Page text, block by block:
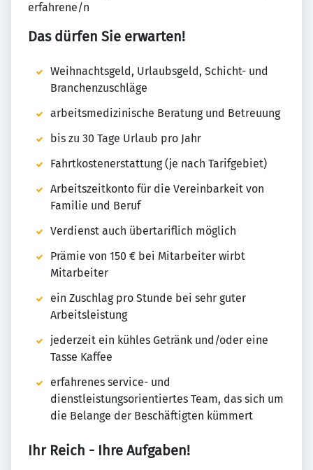
erfahrene/n
Das dürfen Sie erwarten!
Weihnachtsgeld, Urlaubsgeld, Schicht- und
Branchenzuschläge
arbeitsmedizinische Beratung und Betreuung
bis zu 30 Tage Urlaub pro Jahr
Fahrtkostenerstattung (je nach Tarifgebiet)
Arbeitszeitkonto für die Vereinbarkeit von
Familie und Beruf
Verdienst auch übertariflich möglich
Prämie von 150 € bei Mitarbeiter wirbt
Mitarbeiter
ein Zuschlag pro Stunde bei sehr guter
Arbeitsleistung
jederzeit ein kühles Getränk und/oder eine
Tasse Kaffee
erfahrenes service- und
dienstleistungsorientiertes Team, das sich um
die Belange der Beschäftigten kümmert
Ihr Reich - Ihre Aufgaben!